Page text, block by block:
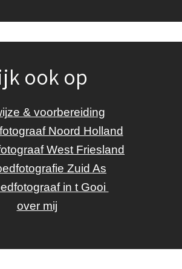
ook op
& voorbereiding
Noord Holland
West Friesland
Zuid As
in t Gooi
over mij